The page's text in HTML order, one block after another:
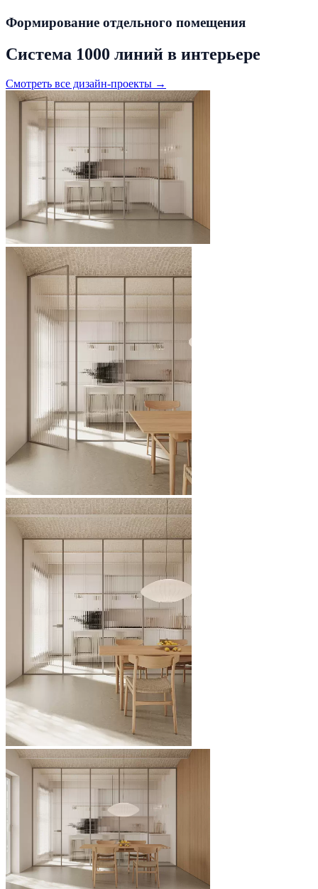
Формирование отдельного помещения
Система 1000 линий в интерьере
Смотреть все дизайн-проекты →